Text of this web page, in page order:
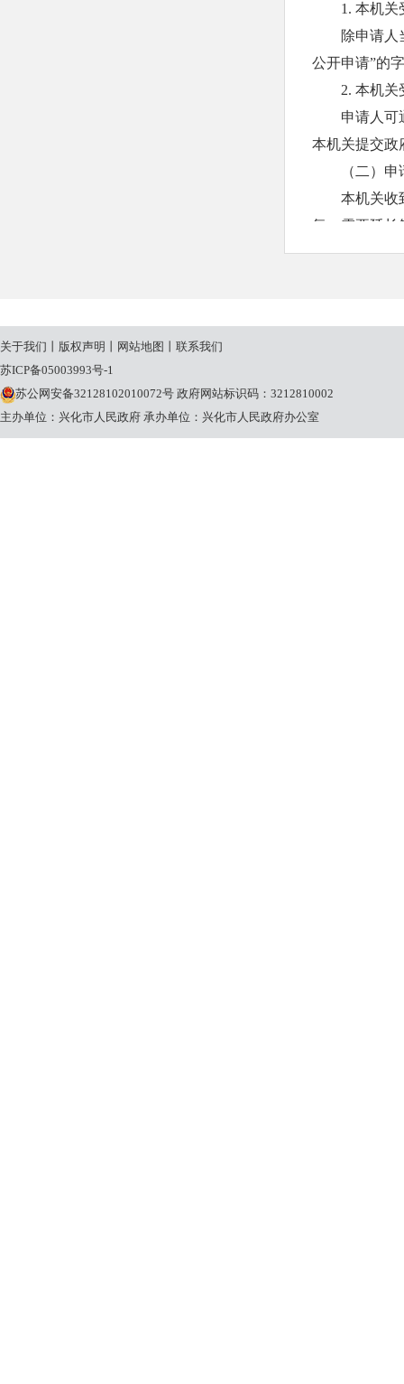
1. 本机
除申请人
公开申请”的
2. 本机
申请人可
本机关提交政
（二）
本机关收
复；需要延
20个工作日
关将按照《国
关于我们 版权声明 网站地图
联系我们
苏ICP备05003993号-1
苏公网安备32128102010072号 政府网站标识码：3212810002
主办单位：兴化市人民政府 承办单位：兴化市人民政府办公室